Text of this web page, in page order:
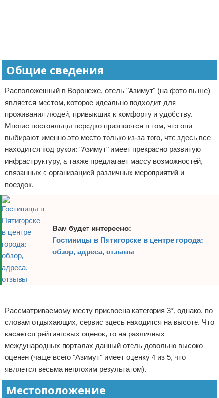
Планирование отдыха
Пляжный отдых
Турагенства
Экстримальный отдых
Разное про отдых
Общие сведения
Расположенный в Воронеже, отель "Азимут" (на фото выше)
является местом, которое идеально подходит для
проживания людей, привыкших к комфорту и удобству.
Многие постояльцы нередко признаются в том, что они
выбирают именно это место только из-за того, что здесь все
находится под рукой: "Азимут" имеет прекрасно развитую
инфраструктуру, а также предлагает массу возможностей,
связанных с организацией различных мероприятий и
поездок.
Вам будет интересно:
Гостиницы в Пятигорске в центре города:
обзор, адреса, отзывы
Рассматриваемому месту присвоена категория 3*, однако, по
словам отдыхающих, сервис здесь находится на высоте. Что
касается рейтинговых оценок, то на различных
международных порталах данный отель довольно высоко
оценен (чаще всего "Азимут" имеет оценку 4 из 5, что
является весьма неплохим результатом).
Местоположение